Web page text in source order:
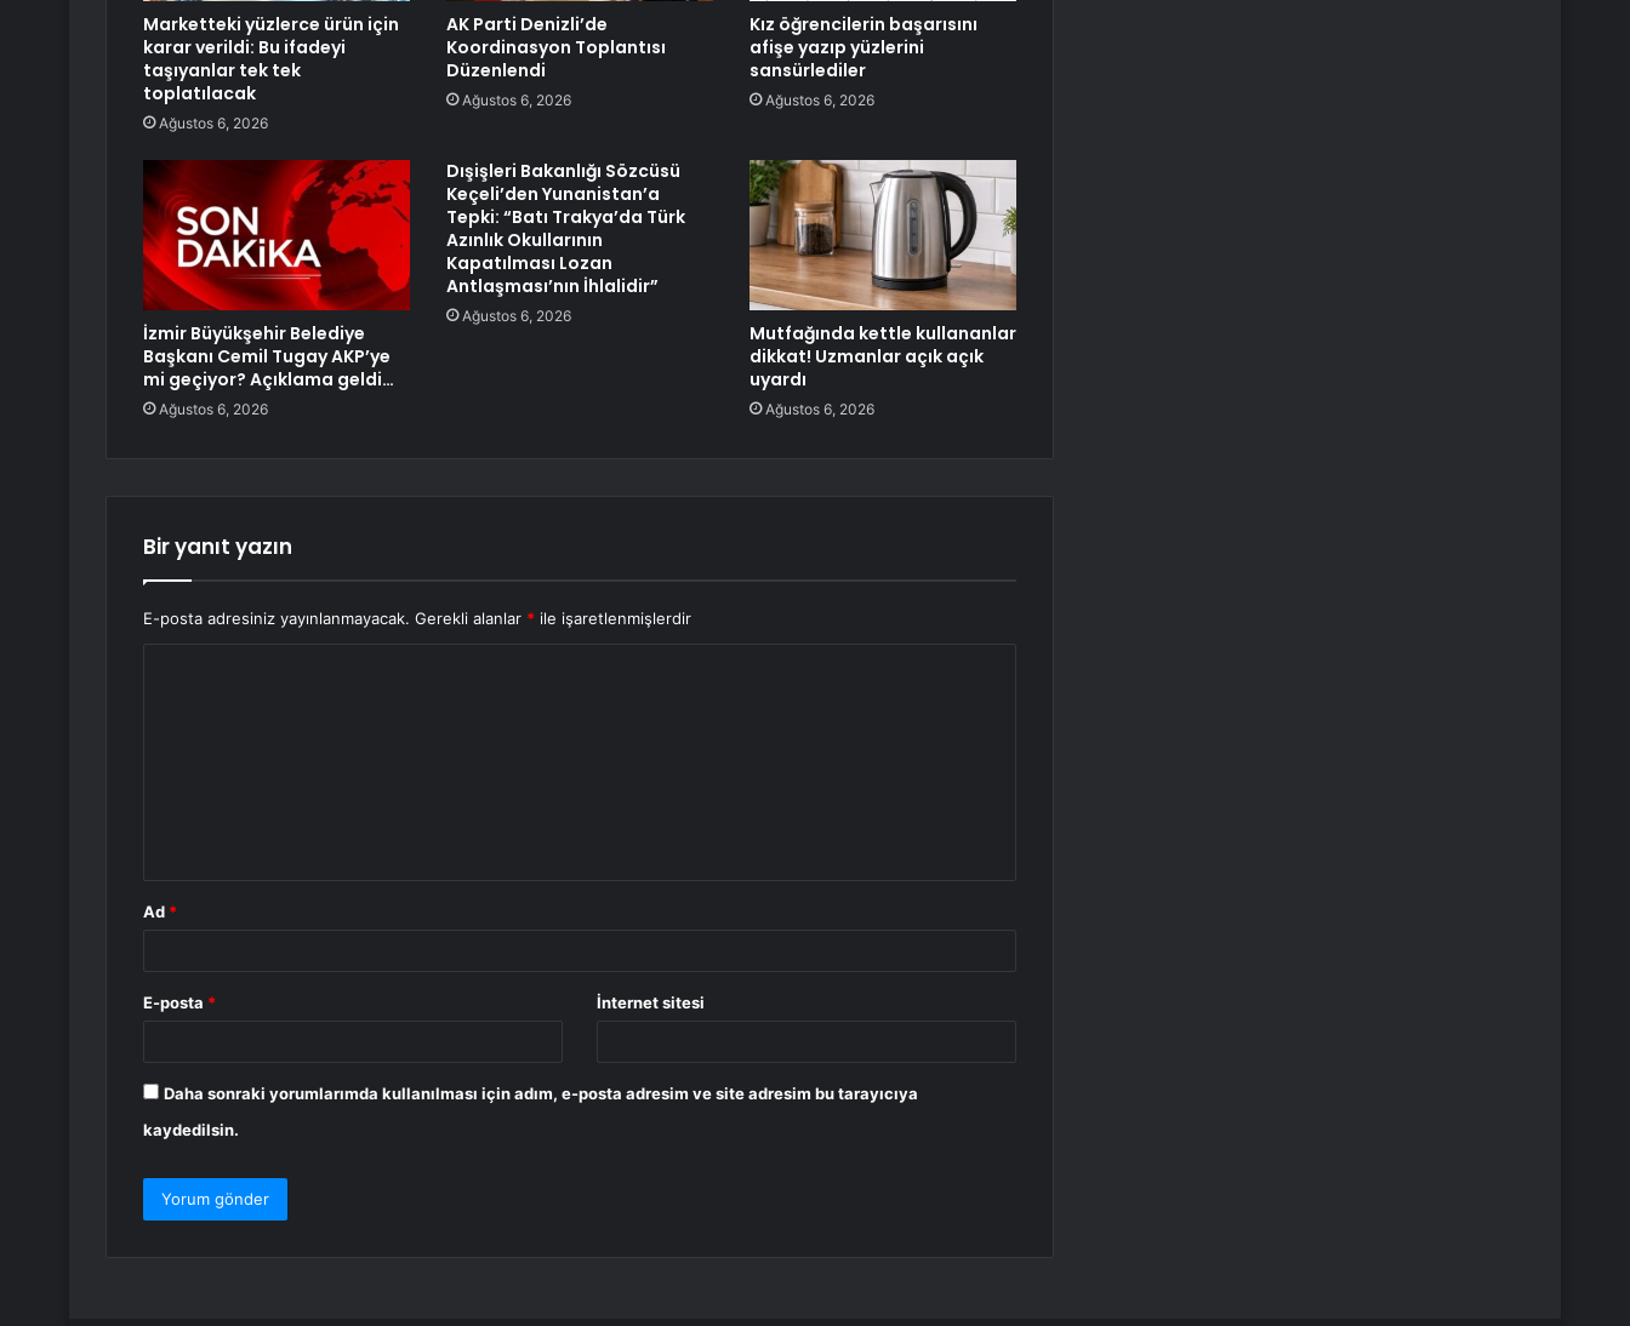
Marketteki yüzlerce ürün için
karar verildi: Bu ifadeyi
taşıyanlar tek tek
toplatılacak
Ağustos 6, 2026
AK Parti Denizli’de
Koordinasyon Toplantısı
Düzenlendi
Ağustos 6, 2026
Kız öğrencilerin başarısını
afişe yazıp yüzlerini
sansürlediler
Ağustos 6, 2026
İzmir Büyükşehir Belediye
Başkanı Cemil Tugay AKP’ye
mi geçiyor? Açıklama geldi…
Ağustos 6, 2026
Dışişleri Bakanlığı Sözcüsü
Keçeli’den Yunanistan’a
Tepki: “Batı Trakya’da Türk
Azınlık Okullarının
Kapatılması Lozan
Antlaşması’nın İhlalidir”
Ağustos 6, 2026
Mutfağında kettle kullananlar
dikkat! Uzmanlar açık açık
uyardı
Ağustos 6, 2026
Bir yanıt yazın
E-posta adresiniz yayınlanmayacak. Gerekli alanlar * ile işaretlenmişlerdir
Ad *
E-posta * İnternet sitesi
Daha sonraki yorumlarımda kullanılması için adım, e-posta adresim ve site adresim bu tarayıcıya
kaydedilsin.